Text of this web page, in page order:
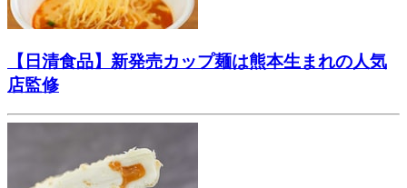
【日清食品】新発売カップ麺は熊本生まれの人気
店監修